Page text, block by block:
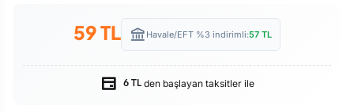
59TL Havale/EFT %3 indirimli:57 TL
6 TLden başlayan taksitler ile